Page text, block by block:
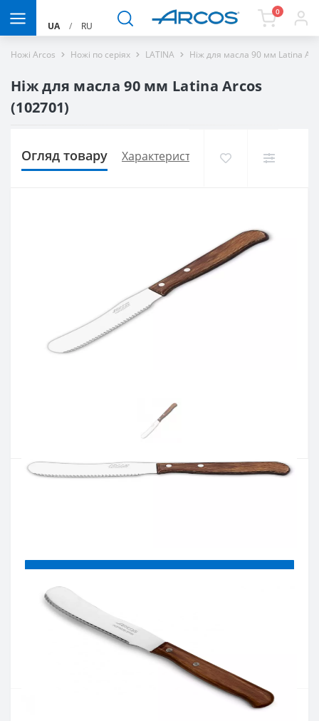
UA / RU
0
Ножі Arcos Ножі по серіях LATINA Ніж для масла 90 мм Latina
Ніж для масла 90 мм Latina Arcos
(102701)
Огляд товару Характеристики Доставка і
Артикул:102701
Купити в один клік
Введіть номер телефону і ми передзвонимо